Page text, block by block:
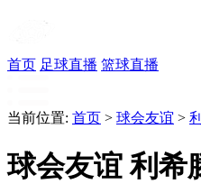
首页 足球直播 篮球直播
当前位置: 首页 > 球会友谊 >
球会友谊 利希